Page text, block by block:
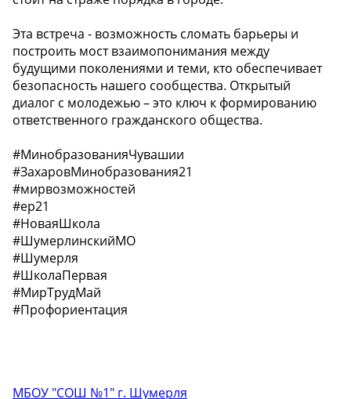
Эта встреча - возможность сломать барьеры и
построить мост взаимопонимания между
будущими поколениями и теми, кто обеспечивает
безопасность нашего сообщества. Открытый
диалог с молодежью – это ключ к формированию
ответственного гражданского общества.
#МинобразованияЧувашии
#ЗахаровМинобразования21
#мирвозможностей
#ер21
#НоваяШкола
#ШумерлинскийМО
#Шумерля
#ШколаПервая
#МирТрудМай
#Профориентация
МБОУ "СОШ №1" г. Шумерля